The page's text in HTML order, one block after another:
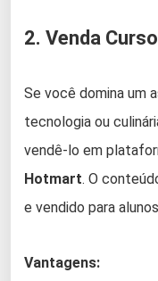
2. Venda
Se você domina um
tecnologia ou
vendê-lo em
Hotmart. O
e vendido para
Vantagens: